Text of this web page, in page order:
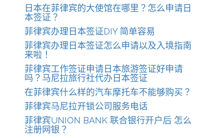
日本在菲律宾的大使馆在哪里？怎么申请日
本签证？
菲律宾办理日本签证DIY 简单容易
菲律宾办理日本签证怎么申请以及入境指南
来啦！
菲律宾工作签证申请日本旅游签证好申请
吗？马尼拉旅行社代办日本签证
在菲律宾什么样的汽车摩托车不能够购买？
菲律宾马尼拉开锁公司服务电话
菲律宾UNION BANK 联合银行开户后 怎么
注册网银？